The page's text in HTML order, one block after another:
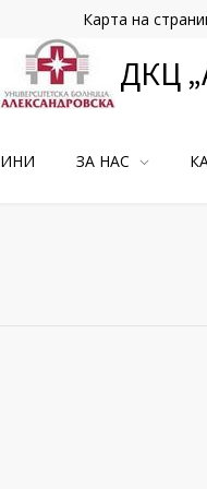
Карта на
ДКЦ
ЗА НАС